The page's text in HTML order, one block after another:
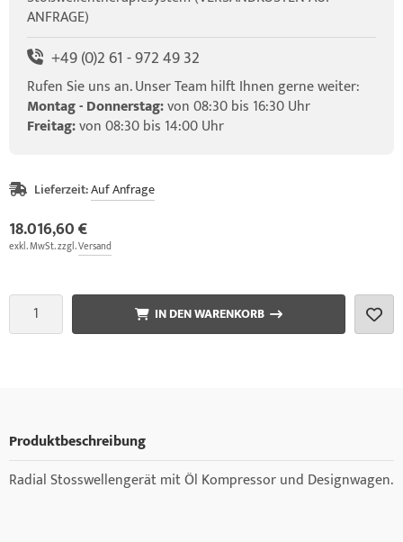
ANFRAGE)
+49 (0)2 61 - 972 49 32
Rufen Sie uns an. Unser Team hilft Ihnen gerne weiter:
Montag - Donnerstag:von 08:30 bis 16:30 Uhr
Freitag:von 08:30 bis 14:00 Uhr
Lieferzeit:Auf Anfrage
18.016,60 €
exkl. MwSt. zzgl.Versand
IN DEN WARENKORB
Produktbeschreibung
Radial Stosswellengerät mit Öl Kompressor und Designwagen.